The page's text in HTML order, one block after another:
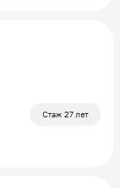
Стаж 27 лет